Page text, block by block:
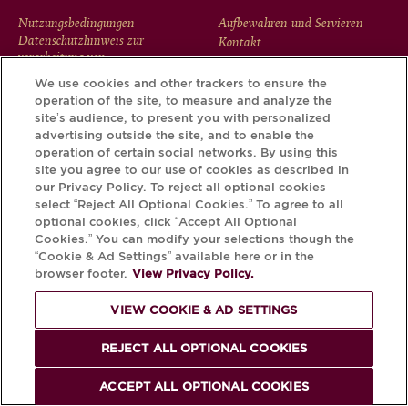
FOOTER
MENU
Nutzungsbedingungen
Datenschutzhinweis zur
verarbeitung von
cookies
Aufbewahren und Servieren
Kontakt
Laden Sie die Krug App herunter und entdecken Sie die
Geschichte, die Ihre Flasche durch ihre Krug iD zu erzählen
hat.
DER MISSBRAUCH VON ALKOHOL IST
We use cookies and other trackers to ensure the
operation of the site, to measure and analyze the
site’s audience, to present you with personalized
advertising outside the site, and to enable the
operation of certain social networks. By using this
site you agree to our use of cookies as described in
our Privacy Policy. To reject all optional cookies
select “Reject All Optional Cookies.” To agree to all
optional cookies, click “Accept All Optional
Cookies.” You can modify your selections though the
“Cookie & Ad Settings” available here or in the
browser footer. View Privacy Policy.
VIEW COOKIE & AD SETTINGS
REJECT ALL OPTIONAL COOKIES
ACCEPT ALL OPTIONAL COOKIES